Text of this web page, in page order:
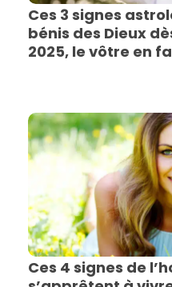
Ces 3 signes
bénis des Dieux
2025, le vôtre en
Ces 4 signes de